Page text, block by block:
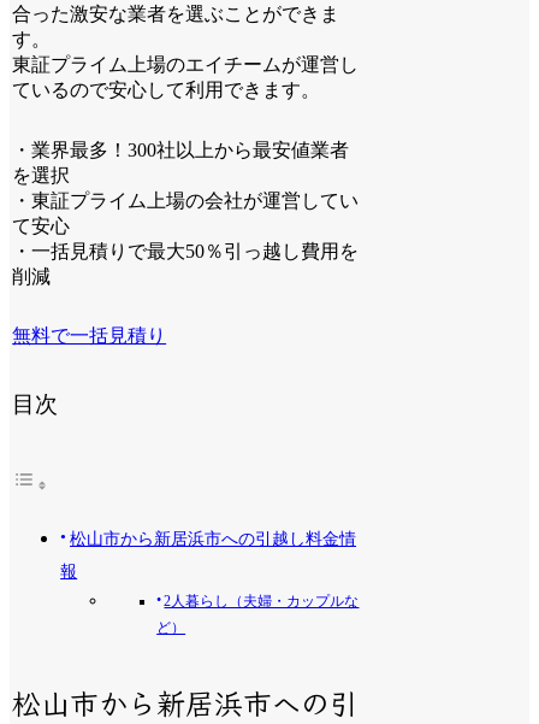
合った激安な業者を選ぶことができま
す。
東証プライム上場のエイチームが運営し
ているので安心して利用できます。
・業界最多！300社以上から最安値業者
を選択
・東証プライム上場の会社が運営してい
て安心
・一括見積りで最大50％引っ越し費用を
削減
無料で一括見積り
目次
松山市から新居浜市への引越し料金情
報
2人暮らし（夫婦・カップルな
ど）
松山市から新居浜市への引